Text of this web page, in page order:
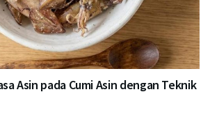
Asin pada Cumi Asin dengan Teknik